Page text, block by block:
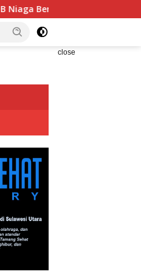
OCTO Dampingi
close